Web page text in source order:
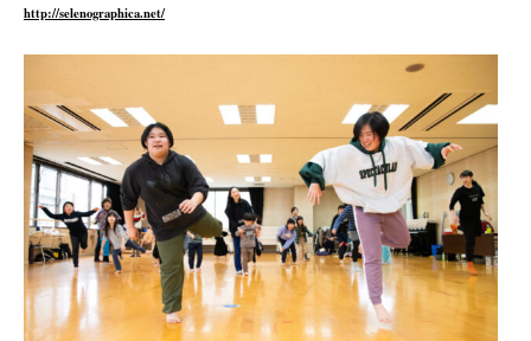
http://selenographica.net/